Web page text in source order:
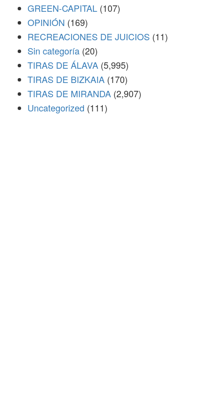
GREEN-CAPITAL (107)
OPINIÓN (169)
RECREACIONES DE JUICIOS (11)
Sin categoría (20)
TIRAS DE ÁLAVA (5,995)
TIRAS DE BIZKAIA (170)
TIRAS DE MIRANDA (2,907)
Uncategorized (111)